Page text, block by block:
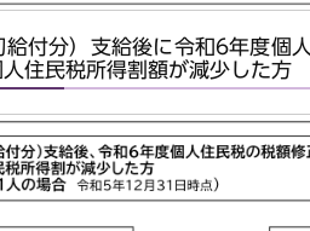
給付分）支給後に令和6年度個
住民税所得割額が減少した方